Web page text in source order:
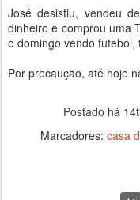
José desistiu, vendeu
dinheiro e comprou uma
o domingo vendo
Por precaução, até hoje
Postado há
Marcadores: casa